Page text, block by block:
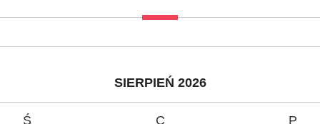
SIERPIEŃ 2026
Ś C P